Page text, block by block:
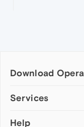
Download Opera
Computer browsers
Opera for Mac
Services
Add-ons
Help